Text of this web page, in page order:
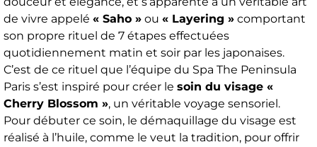
de vivre appelé « Saho » ou « Layering » comportant
son propre rituel de 7 étapes effectuées
quotidiennement matin et soir par les japonaises.
C’est de ce rituel que l’équipe du Spa The Peninsula
Paris s’est inspiré pour créer le soin du visage «
Cherry Blossom », un véritable voyage sensoriel.
Pour débuter ce soin, le démaquillage du visage est
réalisé à l’huile, comme le veut la tradition, pour offrir